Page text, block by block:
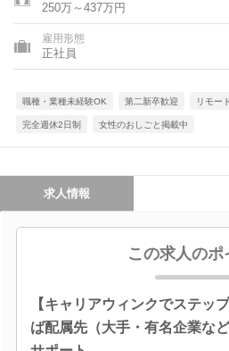
250万～437万円
雇用形態
正社員
職種・業種未経験OK 第二新卒歓迎 リモー
完全週休2日制 女性のおしごと掲載中
求人情報
この求人のポ
【キャリアウィンクでステッ
ば配属先（大手・有名企業な